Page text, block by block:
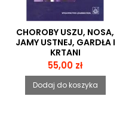
CHOROBY USZU, NOSA,
JAMY USTNEJ, GARDŁA I
KRTANI
Cena
55,00 zł
Dodaj do koszyka